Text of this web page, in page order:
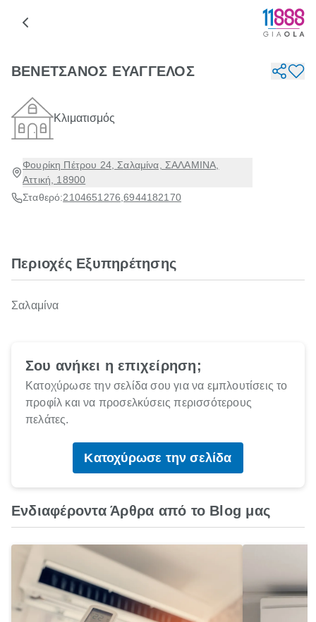
ΒΕΝΕΤΣΑΝΟΣ ΕΥΑΓΓΕΛΟΣ
Κλιματισμός
Φουρίκη Πέτρου 24, Σαλαμίνα, ΣΑΛΑΜΙΝΑ,
Αττική, 18900
Σταθερό:2104651276 ,6944182170
Περιοχές Εξυπηρέτησης
Σαλαμίνα
Σου ανήκει η επιχείρηση;
Κατοχύρωσε την σελίδα σου για να εμπλουτίσεις το
προφίλ και να προσελκύσεις περισσότερους
πελάτες.
Κατοχύρωσε την σελίδα
Ενδιαφέροντα Άρθρα από το Blog μας